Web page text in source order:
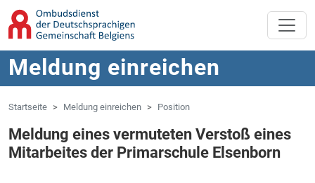
Zum Hauptinhalt springen
Meldung einreichen
Startseite Meldung einreichen Position
Meldung eines vermuteten Verstoß eines
Mitarbeites der Primarschule Elsenborn